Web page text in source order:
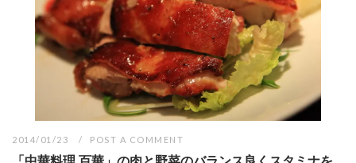
2014/01/23 POST A COMMENT